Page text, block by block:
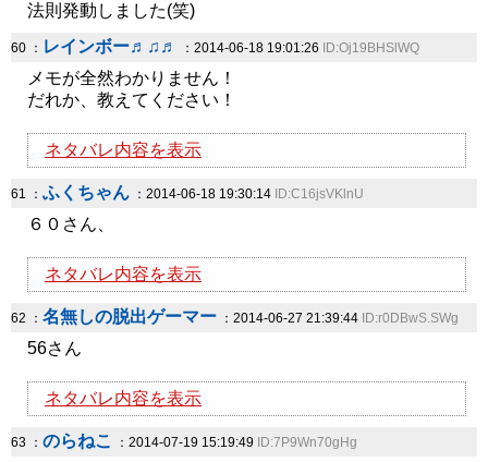
法則発動しました(笑)
60 ： レインボー♬♫♬ ：2014-06-18 19:01:26 ID:Oj19BHSlWQ
メモが全然わかりません！
だれか、教えてください！
ネタバレ内容を表示
61 ： ふくちゃん ：2014-06-18 19:30:14 ID:C16jsVKlnU
６０さん、
ネタバレ内容を表示
62 ： 名無しの脱出ゲーマー ：2014-06-27 21:39:44 ID:r0DBwS.SWg
56さん
ネタバレ内容を表示
63 ： のらねこ ：2014-07-19 15:19:49 ID:7P9Wn70gHg